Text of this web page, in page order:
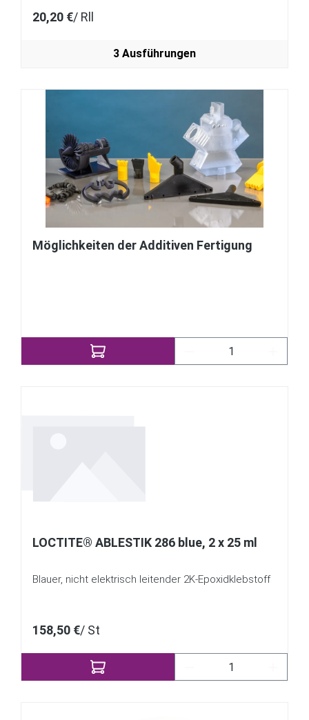
20,20 €/ Rll
3 Ausführungen
Möglichkeiten der Additiven Fertigung
Produkt Anzahl:
LOCTITE® ABLESTIK 286 blue, 2 x 25 ml
Blauer, nicht elektrisch leitender 2K-Epoxidklebstoff
158,50 €/ St
Produkt Anzahl: